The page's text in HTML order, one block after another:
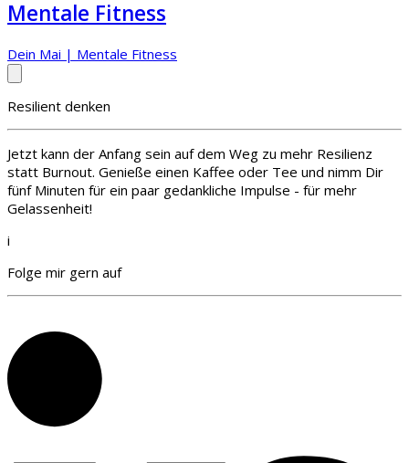
Mentale Fitness
Dein Mai | Mentale Fitness
Resilient denken
Jetzt kann der Anfang sein auf dem Weg zu mehr Resilienz
statt Burnout. Genieße einen Kaffee oder Tee und nimm Dir
fünf Minuten für ein paar gedankliche Impulse - für mehr
Gelassenheit!
i
Folge mir gern auf